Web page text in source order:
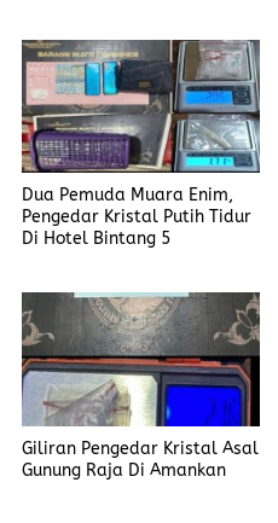
Dua Pemuda Muara Enim,
Pengedar Kristal Putih Tidur
Di Hotel Bintang 5
Giliran Pengedar Kristal Asal
Gunung Raja Di Amankan